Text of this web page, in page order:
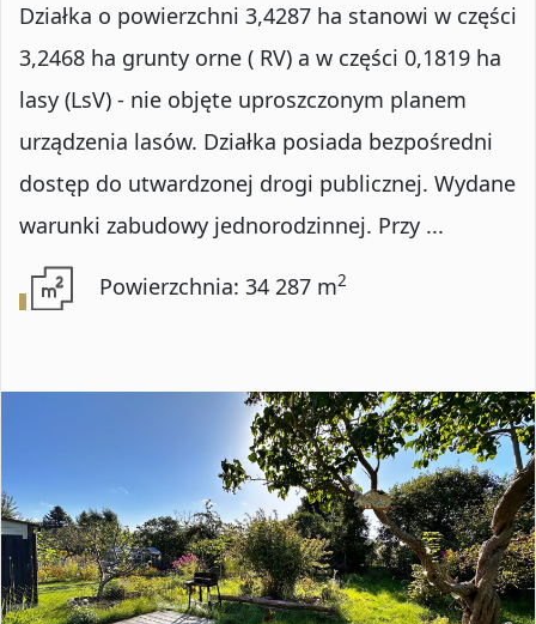
Działka o powierzchni 3,4287 ha stanowi w części
3,2468 ha grunty orne ( RV) a w części 0,1819 ha
lasy (LsV) - nie objęte uproszczonym planem
urządzenia lasów. Działka posiada bezpośredni
dostęp do utwardzonej drogi publicznej. Wydane
warunki zabudowy jednorodzinnej. Przy ...
Powierzchnia: 34 287 m2